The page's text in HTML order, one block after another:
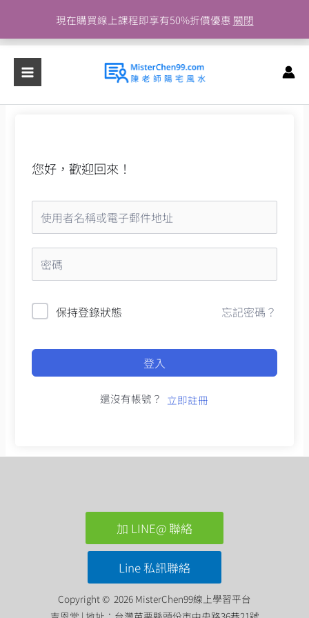
現在購買線上課程即享有50%折價優惠 關閉
主
容
您好，歡迎回來！
保持登錄狀態 忘記密碼？
登入
還沒有帳號？ 立即註冊
加 LINE@ 聯絡
Line 私訊聯絡
Copyright © 2026 MisterChen99線上學習平台